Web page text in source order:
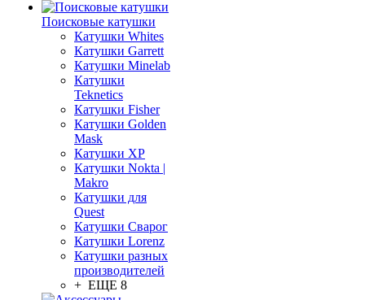
Поисковые катушки
Катушки Whites
Катушки Garrett
Катушки Minelab
Катушки
Teknetics
Катушки Fisher
Катушки Golden
Mask
Катушки XP
Катушки Nokta |
Makro
Катушки для
Quest
Катушки Сварог
Катушки Lorenz
Катушки разных
производителей
+ ЕЩЕ 8